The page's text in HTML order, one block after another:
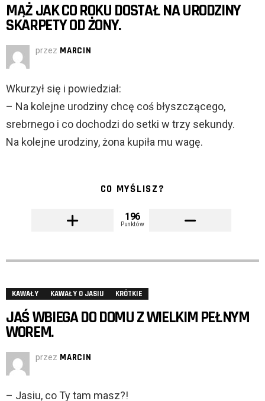
MĄŻ JAK CO ROKU DOSTAŁ NA URODZINY
SKARPETY OD ŻONY.
przez MARCIN
Wkurzył się i powiedział:
– Na kolejne urodziny chcę coś błyszczącego,
srebrnego i co dochodzi do setki w trzy sekundy.
Na kolejne urodziny, żona kupiła mu wagę.
CO MYŚLISZ?
196
Punktów
KAWAŁY KAWAŁY O JASIU KRÓTKIE
JAŚ WBIEGA DO DOMU Z WIELKIM PEŁNYM
WOREM.
przez MARCIN
– Jasiu, co Ty tam masz?!